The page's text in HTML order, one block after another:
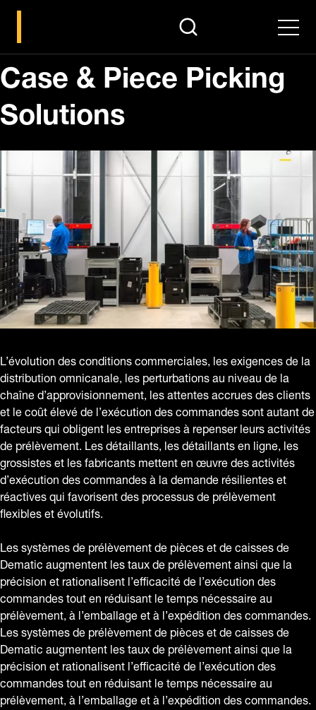
search Menu
Case & Piece Picking
Solutions
L’évolution des conditions commerciales, les exigences de la
distribution omnicanale, les perturbations au niveau de la
chaîne d’approvisionnement, les attentes accrues des clients
et le coût élevé de l’exécution des commandes sont autant de
facteurs qui obligent les entreprises à repenser leurs activités
de prélèvement. Les détaillants, les détaillants en ligne, les
grossistes et les fabricants mettent en œuvre des activités
d’exécution des commandes à la demande résilientes et
réactives qui favorisent des processus de prélèvement
flexibles et évolutifs.
Les systèmes de prélèvement de pièces et de caisses de
Dematic augmentent les taux de prélèvement ainsi que la
précision et rationalisent l’efficacité de l’exécution des
commandes tout en réduisant le temps nécessaire au
prélèvement, à l’emballage et à l’expédition des commandes.
Les systèmes de prélèvement de pièces et de caisses de
Dematic augmentent les taux de prélèvement ainsi que la
précision et rationalisent l’efficacité de l’exécution des
commandes tout en réduisant le temps nécessaire au
prélèvement, à l’emballage et à l’expédition des commandes.